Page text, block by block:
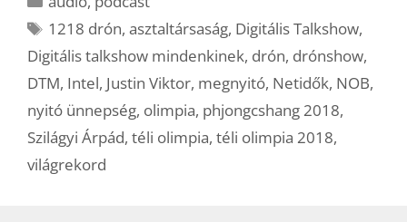
Címkék
1218 drón,asztaltársaság, Digitális Talkshow,
Digitális talkshow mindenkinek, drón, drónshow,
DTM, Intel, Justin Viktor, megnyitó, Netidők, NOB,
nyitó ünnepség, olimpia, phjongcshang 2018,
Szilágyi Árpád, téli olimpia, téli olimpia 2018,
világrekord